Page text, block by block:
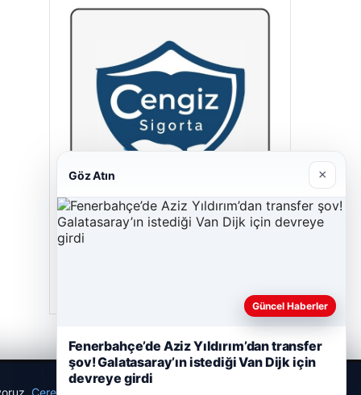
Cengiz Sigorta
Çerez Politikamız
Göz Atın ×
Güncel Haberler
Fenerbahçe’de Aziz Yıldırım’dan transfer
şov! Galatasaray’ın istediği Van Dijk için
devreye girdi